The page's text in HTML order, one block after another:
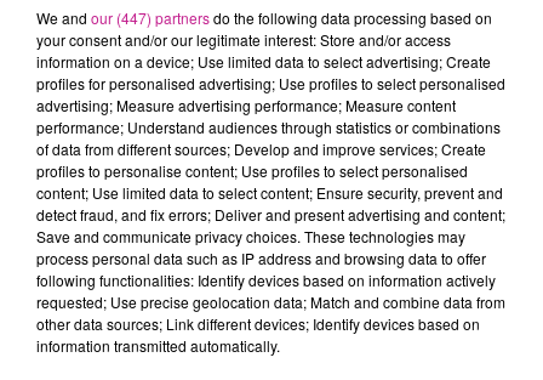
📅 : Du lundi 23 au samedi 28 juin
📍 : Kembs
Entrée gratuite. Restauration sur place.
Vous pouvez profiter de Mulhouse Plage :
Le square du Général de Gaulle à Mulhouse reprend ses airs
de station balnéaire urbaine avec le retour très attendu de
Mulhouse Plage !Durant tout l'été, différents événements
seront organisés : des concerts live, des soirées DJ, ciné
plein air, karaoké etc…Ambiance détendue pour les petits
We and our (447) partnersdo the following data processing based on
your consent and/or our legitimate interest: Store and/or access
information on a device; Use limited data to select advertising; Create
profiles for personalised advertising; Use profiles to select personalised
advertising; Measure advertising performance; Measure content
performance; Understand audiences through statistics or combinations
of data from different sources; Develop and improve services; Create
profiles to personalise content; Use profiles to select personalised
content; Use limited data to select content; Ensure security, prevent and
detect fraud, and fix errors; Deliver and present advertising and content;
Save and communicate privacy choices. These technologies may
process personal data such as IP address and browsing data to offer
following functionalities: Identify devices based on information actively
requested; Use precise geolocation data; Match and combine data from
other data sources; Link different devices; Identify devices based on
information transmitted automatically.